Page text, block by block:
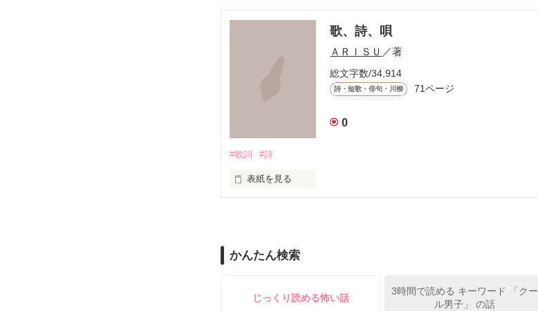
もがいたふりをしていた
やっと君との
絶えず支配し続けては
ただひとつ
いつか辿り着けるまで
歌、詩、唄
ＡＲＩＳＵ ／著
総文字数/34,914
詩・短歌・俳句・川柳 71ページ
0
#歌詞 #詩
表紙を見る
嬉しいこと楽しいこと
きっと私達が生きてゆく中で
かんたん検索
じっくり読める怖い話
3時間で読める キーワード 「クー
ル男子」 の話